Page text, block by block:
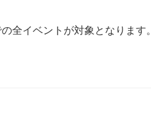
全イベントが対象となります。